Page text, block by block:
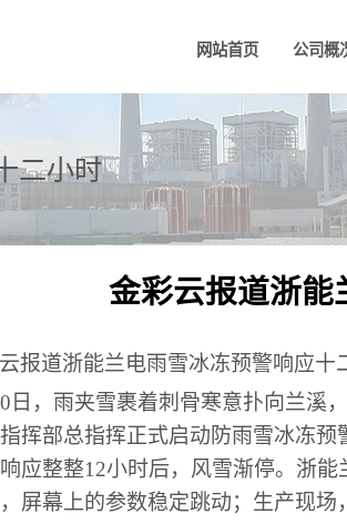
网站首页 公司概
二小时
金彩云报道浙能
报道浙能兰电雨雪冰冻预警响应十
日，雨夹雪裹着刺骨寒意扑向兰溪
挥部总指挥正式启动防雨雪冰冻
应整整12小时后，风雪渐停。浙
屏幕上的参数稳定跳动；生产现场